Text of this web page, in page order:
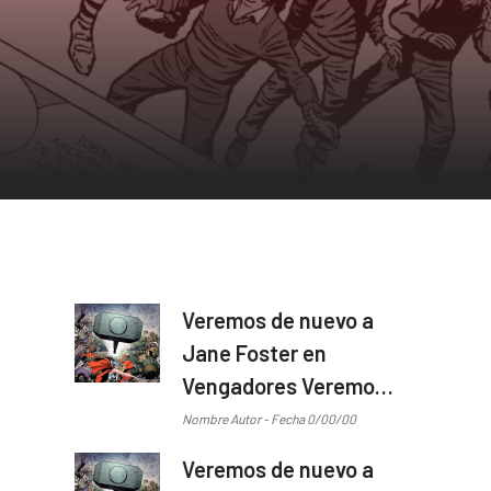
Veremos de nuevo a
Jane Foster en
Vengadores Veremos
de nuevo a Jane
...
Nombre Autor - Fecha 0/00/00
Veremos de nuevo a